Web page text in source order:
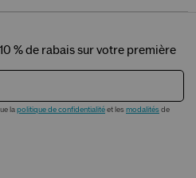
% de rabais sur votre première
la politique de confidentialité et les modalités de